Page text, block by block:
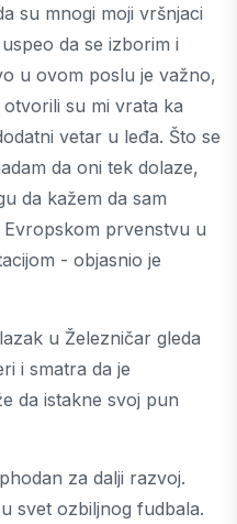
su mnogi moji vršnjaci
da se izborim i
u ovom poslu je važno,
su mi vrata ka
vetar u leđa. Što se
da oni tek dolaze,
da kažem da sam
prvenstvu u
- objasnio je
u Železničar gleda
i smatra da je
da istakne svoj pun
za dalji razvoj.
svet ozbiljnog fudbala.